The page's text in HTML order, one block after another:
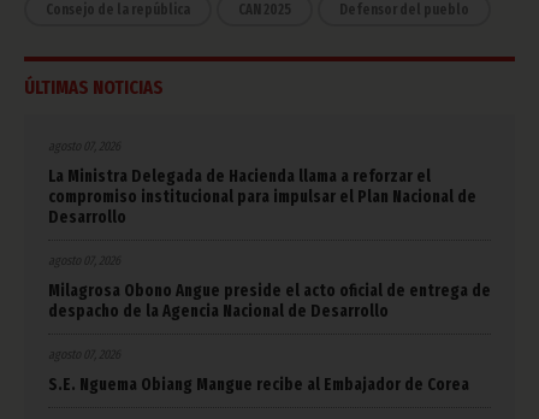
Consejo de la república CAN 2025 Defensor del pueblo
ÚLTIMAS NOTICIAS
agosto 07, 2026
La Ministra Delegada de Hacienda llama a reforzar el
compromiso institucional para impulsar el Plan Nacional de
Desarrollo
agosto 07, 2026
Milagrosa Obono Angue preside el acto oficial de entrega de
despacho de la Agencia Nacional de Desarrollo
agosto 07, 2026
S.E. Nguema Obiang Mangue recibe al Embajador de Corea